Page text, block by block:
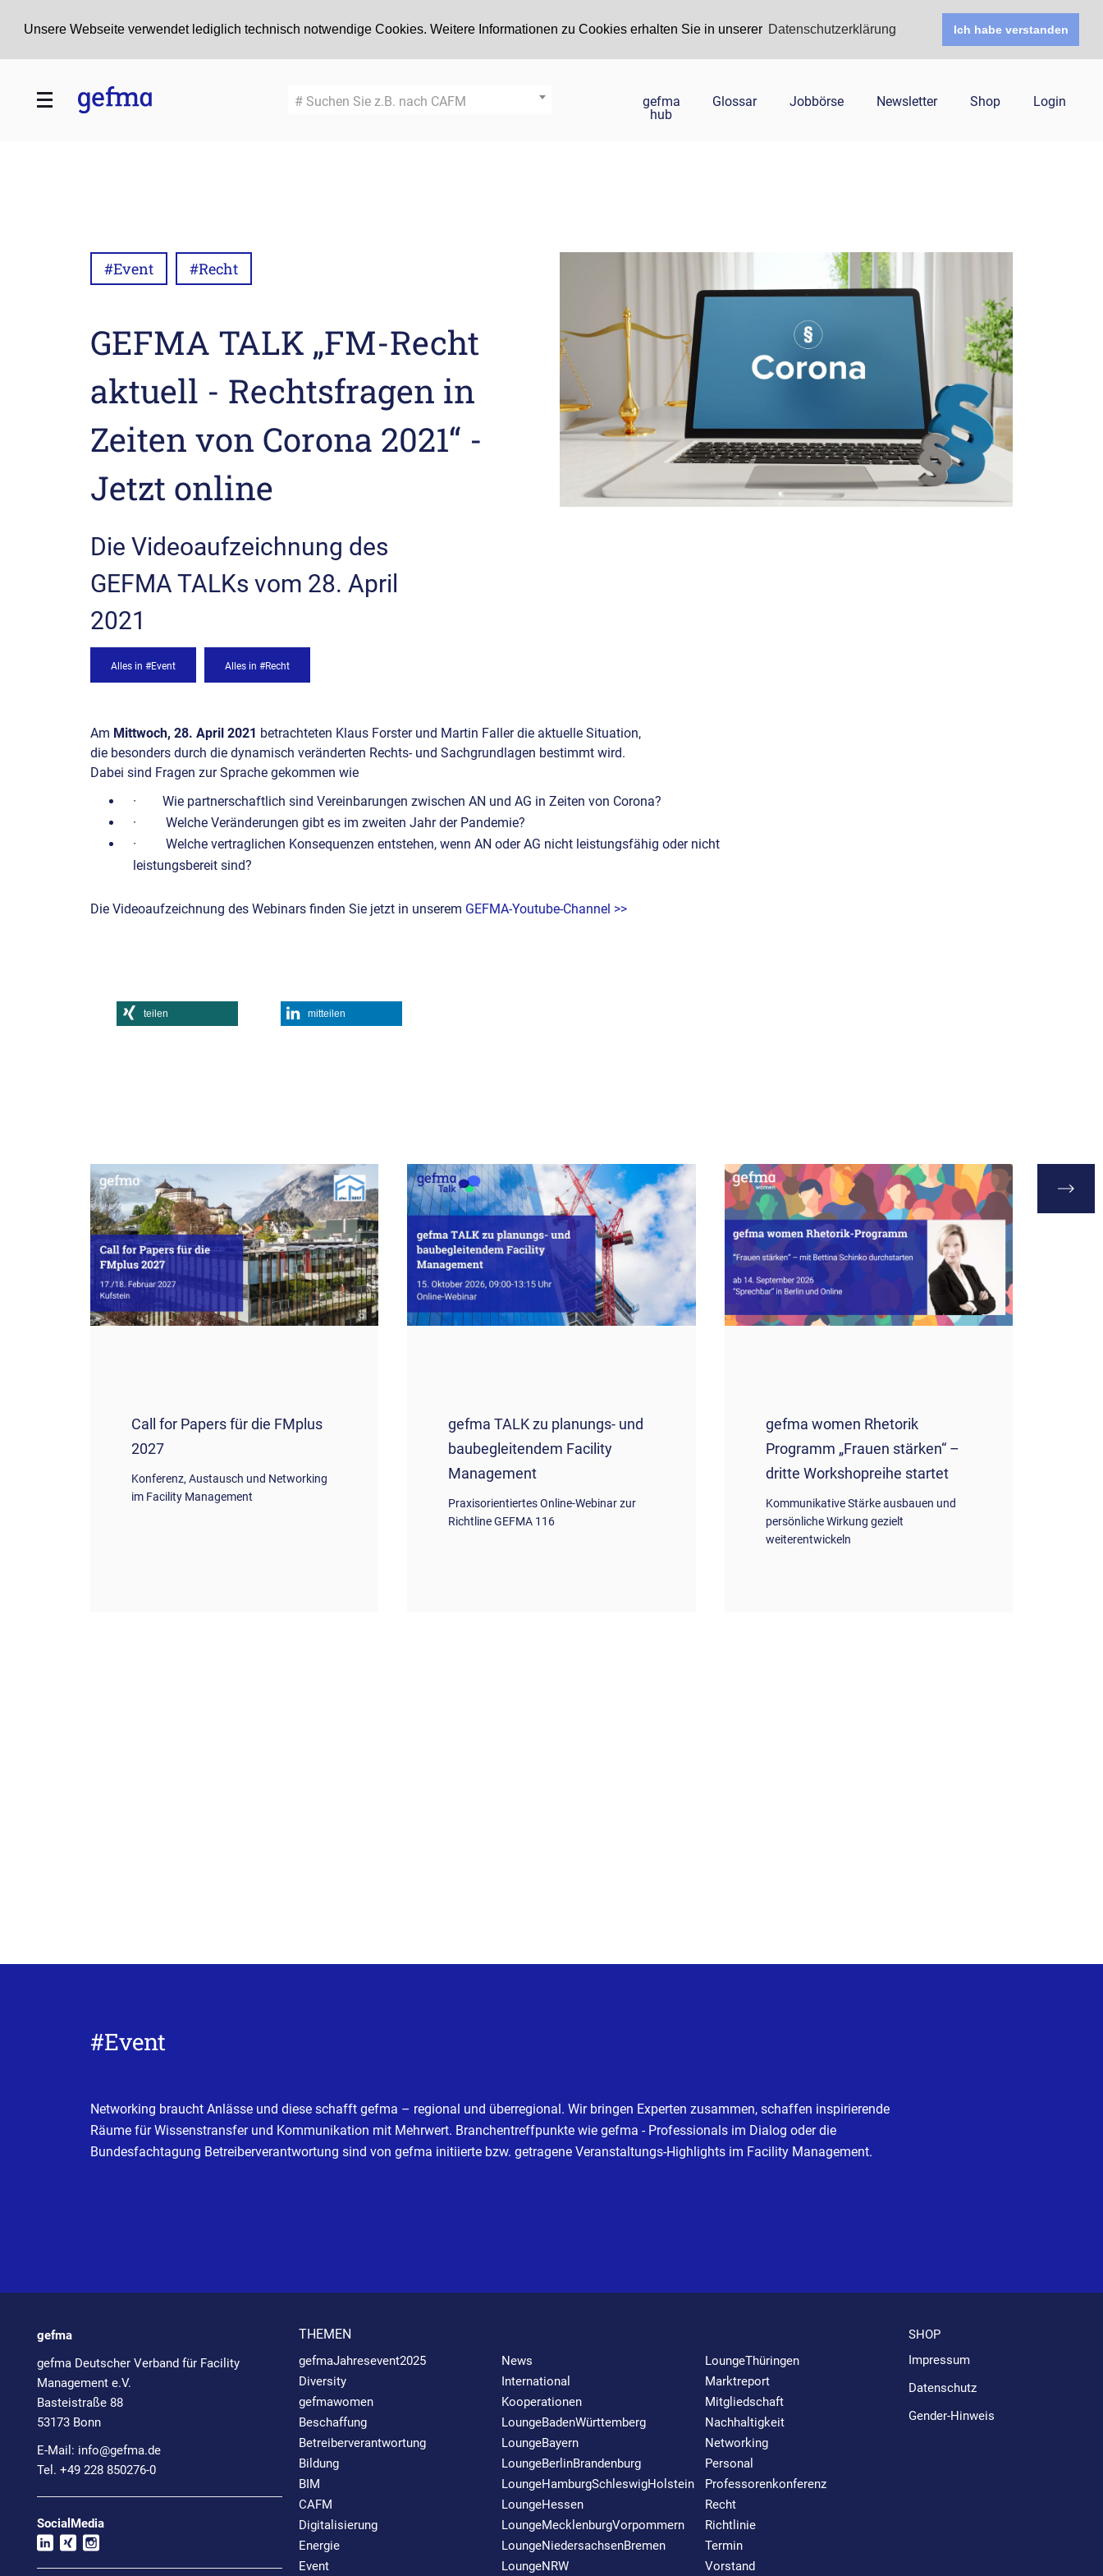
Unsere Webseite verwendet lediglich technisch notwendige Cookies. Weitere Informationen zu Cookies erhalten Sie in unserer Datenschutzerklärung Ich habe verstanden
# Suchen Sie z.B. nach CAFM
gefma
hub
Glossar Jobbörse Newsletter Shop Login
#Event #Recht
GEFMA TALK „FM-Recht
aktuell - Rechtsfragen in
Zeiten von Corona 2021“ -
Jetzt online
Die Videoaufzeichnung des
GEFMA TALKs vom 28. April
2021
Alles in #Event Alles in #Recht
Am Mittwoch, 28. April 2021 betrachteten Klaus Forster und Martin Faller die aktuelle Situation,
die besonders durch die dynamisch veränderten Rechts- und Sachgrundlagen bestimmt wird.
Dabei sind Fragen zur Sprache gekommen wie
· Wie partnerschaftlich sind Vereinbarungen zwischen AN und AG in Zeiten von Corona?
· Welche Veränderungen gibt es im zweiten Jahr der Pandemie?
· Welche vertraglichen Konsequenzen entstehen, wenn AN oder AG nicht leistungsfähig oder nicht
leistungsbereit sind?
Die Videoaufzeichnung des Webinars finden Sie jetzt in unserem GEFMA-Youtube-Channel >>
teilen mitteilen
Call for Papers für die FMplus
2027
Konferenz, Austausch und Networking
im Facility Management
gefma TALK zu planungs- und
baubegleitendem Facility
Management
Praxisorientiertes Online-Webinar zur
Richtline GEFMA 116
gefma women Rhetorik
Programm „Frauen stärken“ –
dritte Workshopreihe startet
Kommunikative Stärke ausbauen und
persönliche Wirkung gezielt
weiterentwickeln
#Event
Networking braucht Anlässe und diese schafft gefma – regional und überregional. Wir bringen Experten zusammen, schaffen inspirierende
Räume für Wissenstransfer und Kommunikation mit Mehrwert. Branchentreffpunkte wie gefma - Professionals im Dialog oder die
Bundesfachtagung Betreiberverantwortung sind von gefma initiierte bzw. getragene Veranstaltungs-Highlights im Facility Management.
gefma
gefma Deutscher Verband für Facility
Management e.V.
Basteistraße 88
53173 Bonn
E-Mail: info@gefma.de
Tel. +49 228 850276-0
SocialMedia
THEMEN
gefmaJahresevent2025
Diversity
gefmawomen
Beschaffung
Betreiberverantwortung
Bildung
BIM
CAFM
Digitalisierung
Energie
Event
News
International
Kooperationen
LoungeBadenWürttemberg
LoungeBayern
LoungeBerlinBrandenburg
LoungeHamburgSchleswigHolstein
LoungeHessen
LoungeMecklenburgVorpommern
LoungeNiedersachsenBremen
LoungeNRW
LoungeThüringen
Marktreport
Mitgliedschaft
Nachhaltigkeit
Networking
Personal
Professorenkonferenz
Recht
Richtlinie
Termin
Vorstand
SHOP
Impressum
Datenschutz
Gender-Hinweis